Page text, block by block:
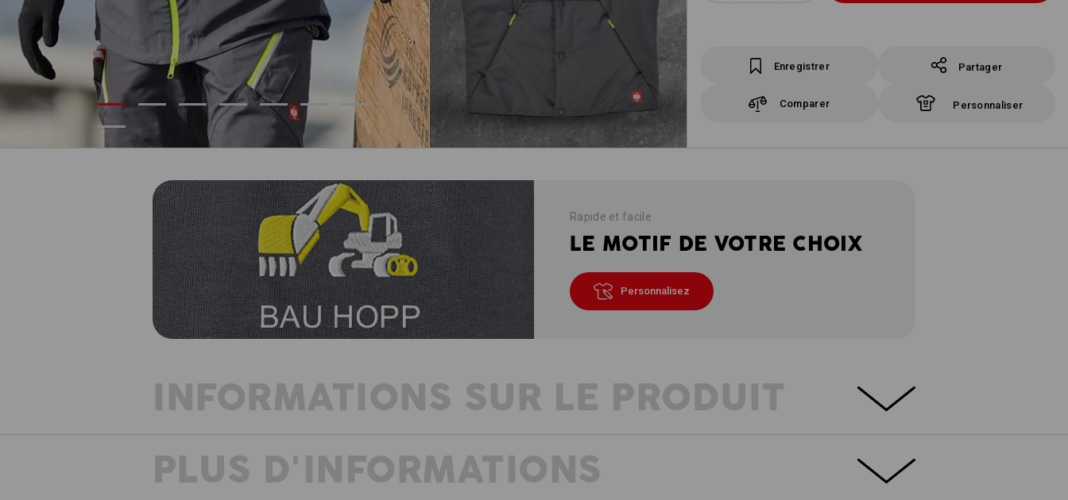
Enregistrer Partager
Comparer Personnaliser
Rapide et facile
LE MOTIF DE VOTRE CHOIX
Personnalisez
INFORMATIONS SUR LE PRODUIT
UNE COMBINAISON DÉCONTRACTÉE : VESTE + GILET
le corps au chaud – les bras libres de leurs mouvements !
PLUS D'INFORMATIONS